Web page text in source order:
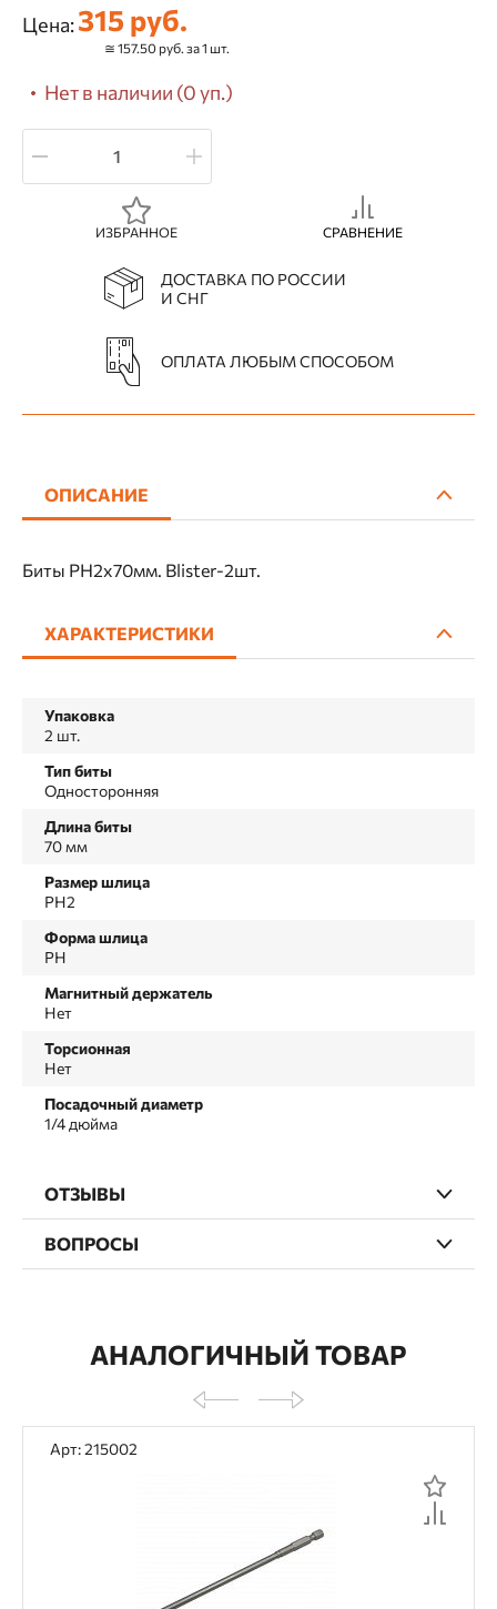
Нет в наличии (0 уп.)
Цена:315 руб.
≅ 157.50 руб. за 1 шт.
ИЗБРАННОЕ СРАВНЕНИЕ
ДОСТАВКА ПО РОССИИ
И СНГ
ОПЛАТА ЛЮБЫМ СПОСОБОМ
ОПИСАНИЕ
Биты PH2x70мм. Blister-2шт.
ХАРАКТЕРИСТИКИ
Упаковка
2 шт.
Тип биты
Односторонняя
Длина биты
70 мм
Размер шлица
PH2
Форма шлица
PH
Магнитный держатель
Нет
Торсионная
Нет
Посадочный диаметр
1/4 дюйма
ОТЗЫВЫ
ВОПРОСЫ
АНАЛОГИЧНЫЙ ТОВАР
Арт: 215002